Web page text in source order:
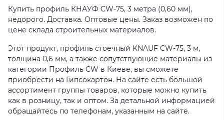
Купить профиль КНАУФ CW-75, 3 метра (0,60 мм),
недорого. Доставка. Оптовые цены. Заказ возможен по
цене склада строительных материалов.
Этот продукт, профиль стоечный KNAUF CW-75, 3 м,
толщина 0,6 мм, а также сопутствующие материалы из
категории Профиль CW в Киеве, вы сможете
приобрести на Гипсокартон. На сайте есть большой
ассортимент группы товаров, которые можно купить
как в розницу, так и оптом. За детальной информацией
обращайтесь по телефонам, указанным на сайте.